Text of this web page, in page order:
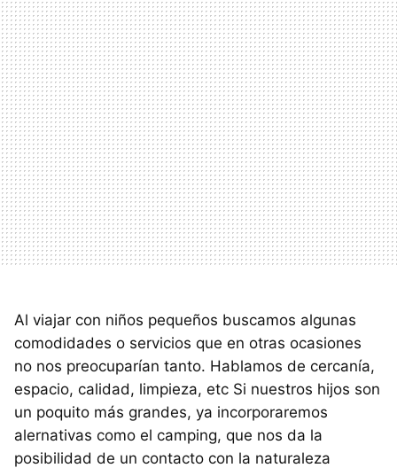
Al viajar con niños pequeños buscamos algunas
comodidades o servicios que en otras ocasiones
no nos preocuparían tanto. Hablamos de cercanía,
espacio, calidad, limpieza, etc Si nuestros hijos son
un poquito más grandes, ya incorporaremos
alernativas como el camping, que nos da la
posibilidad de un contacto con la naturaleza